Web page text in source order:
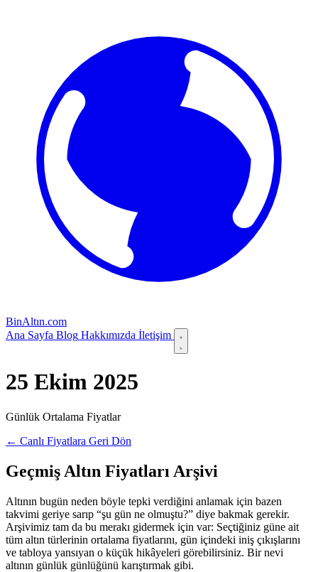
BinAltın.com
Ana Sayfa Blog Hakkımızda İletişim
25 Ekim 2025
Günlük Ortalama Fiyatlar
← Canlı Fiyatlara Geri Dön
Geçmiş Altın Fiyatları Arşivi
Altının bugün neden böyle tepki verdiğini anlamak için bazen
takvimi geriye sarıp “şu gün ne olmuştu?” diye bakmak gerekir.
Arşivimiz tam da bu merakı gidermek için var: Seçtiğiniz güne ait
tüm altın türlerinin ortalama fiyatlarını, gün içindeki iniş çıkışlarını
ve tabloya yansıyan o küçük hikâyeleri görebilirsiniz. Bir nevi
altının günlük günlüğünü karıştırmak gibi.